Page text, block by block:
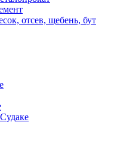
отсев, щебень, бут